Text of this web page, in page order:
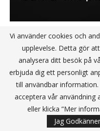
KANALPARTNER
Vi använder cookies och
upplevelse. Detta gör
analysera ditt besök på
erbjuda dig ett personligt
till användbar information.
acceptera vår användning
eller klicka ”Mer
Jag Godkänner